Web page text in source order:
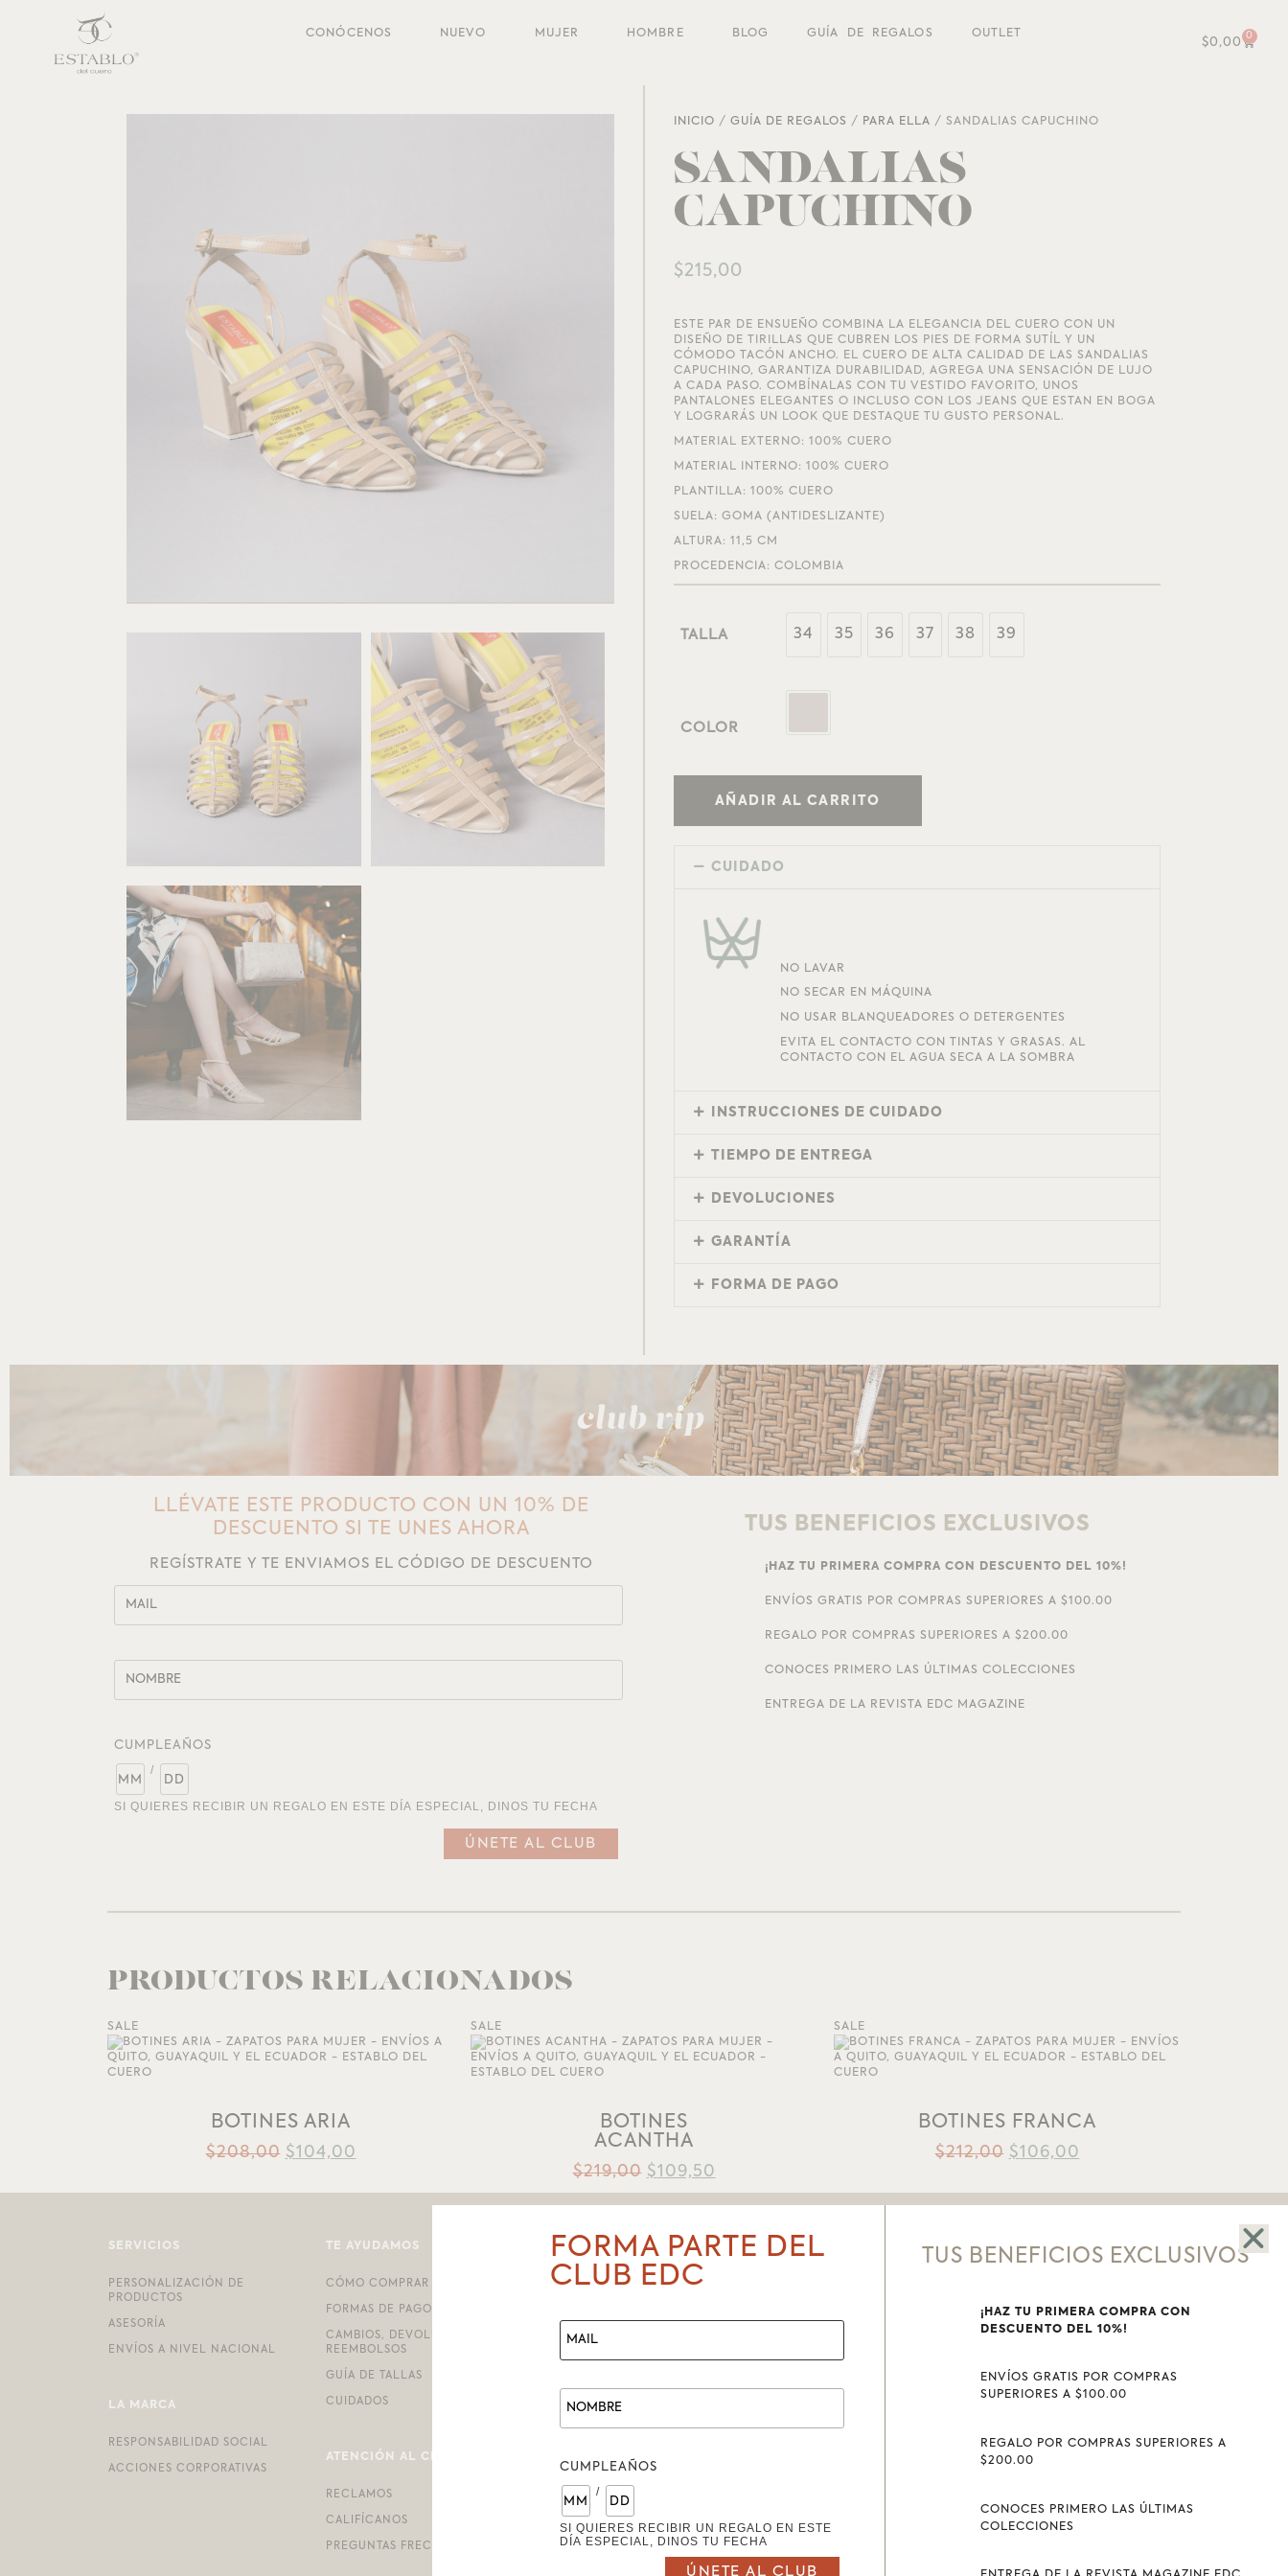
CONÓCENOS NUEVO MUJER HOMBRE BLOG GUÍA DE REGALOS OUTLET
$0,00
0
INICIO /GUÍA DE REGALOS / PARA ELLA / SANDALIAS CAPUCHINO
SANDALIAS
CAPUCHINO
$215,00
ESTE PAR DE ENSUEÑO COMBINA LA ELEGANCIA DEL CUERO CON UN
DISEÑO DE TIRILLAS QUE CUBREN LOS PIES DE FORMA SUTÍL Y UN
CÓMODO TACÓN ANCHO. EL CUERO DE ALTA CALIDAD DE LAS SANDALIAS
CAPUCHINO, GARANTIZA DURABILIDAD, AGREGA UNA SENSACIÓN DE LUJO
A CADA PASO. COMBÍNALAS CON TU VESTIDO FAVORITO, UNOS
PANTALONES ELEGANTES O INCLUSO CON LOS JEANS QUE ESTAN EN BOGA
Y LOGRARÁS UN LOOK QUE DESTAQUE TU GUSTO PERSONAL.
MATERIAL EXTERNO: 100% CUERO
MATERIAL INTERNO: 100% CUERO
PLANTILLA: 100% CUERO
SUELA: GOMA (ANTIDESLIZANTE)
ALTURA: 11,5 CM
PROCEDENCIA: COLOMBIA
TALLA 34 35 36 37 38 39
COLOR
AÑADIR AL CARRITO
CUIDADO
NO LAVAR
NO SECAR EN MÁQUINA
NO USAR BLANQUEADORES O DETERGENTES
EVITA EL CONTACTO CON TINTAS Y GRASAS. AL
CONTACTO CON EL AGUA SECA A LA SOMBRA
INSTRUCCIONES DE CUIDADO
TIEMPO DE ENTREGA
DEVOLUCIONES
GARANTÍA
FORMA DE PAGO
club vip
LLÉVATE ESTE PRODUCTO CON UN 10% DE
DESCUENTO SI TE UNES AHORA
REGÍSTRATE Y TE ENVIAMOS EL CÓDIGO DE DESCUENTO
CUMPLEAÑOS
/
SI QUIERES RECIBIR UN REGALO EN ESTE DÍA ESPECIAL, DINOS TU FECHA
TUS BENEFICIOS EXCLUSIVOS
¡HAZ TU PRIMERA COMPRA CON DESCUENTO DEL 10%!
ENVÍOS GRATIS POR COMPRAS SUPERIORES A $100.00
REGALO POR COMPRAS SUPERIORES A $200.00
CONOCES PRIMERO LAS ÚLTIMAS COLECCIONES
ENTREGA DE LA REVISTA EDC MAGAZINE
PRODUCTOS RELACIONADOS
SALE
BOTINES ARIA
$208,00 $104,00
SALE
BOTINES
ACANTHA
$219,00 $109,50
SALE
BOTINES FRANCA
$212,00 $106,00
SERVICIOS
PERSONALIZACIÓN DE
PRODUCTOS
ASESORÍA
ENVÍOS A NIVEL NACIONAL
LA MARCA
RESPONSABILIDAD SOCIAL
ACCIONES CORPORATIVAS
TE AYUDAMOS
CÓMO COMPRAR
FORMAS DE PAGO
CAMBIOS, DEVOLUCIONES Y
REEMBOLSOS
GUÍA DE TALLAS
CUIDADOS
ATENCIÓN AL CLIENTE
RECLAMOS
CALIFÍCANOS
PREGUNTAS FRECUENTES
SHOWROOM CONTACTO
CONTACTO@ESTABLODELCUERO.COM.EC
LUNES A VIERNES 10H00-13H30/
FORMA PARTE DEL
CLUB EDC
CUMPLEAÑOS
/
SI QUIERES RECIBIR UN REGALO EN ESTE
DÍA ESPECIAL, DINOS TU FECHA
TUS BENEFICIOS EXCLUSIVOS
¡HAZ TU PRIMERA COMPRA CON
DESCUENTO DEL 10%!
ENVÍOS GRATIS POR COMPRAS
SUPERIORES A $100.00
REGALO POR COMPRAS SUPERIORES A
$200.00
CONOCES PRIMERO LAS ÚLTIMAS
COLECCIONES